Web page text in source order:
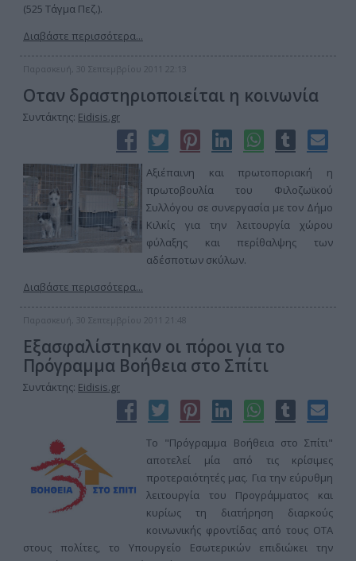
(525 Τάγμα Πεζ.).
Διαβάστε περισσότερα...
Παρασκευή, 30 Σεπτεμβρίου 2011 22:13
Οταν δραστηριοποιείται η κοινωνία
Συντάκτης: Eidisis.gr
Αξιέπαινη και πρωτοποριακή η
πρωτοβουλία του Φιλοζωϊκού
Συλλόγου σε συνεργασία με τον Δήμο
Κιλκίς για την λειτουργία χώρου
φύλαξης και περίθαλψης των
αδέσποτων σκύλων.
Διαβάστε περισσότερα...
Παρασκευή, 30 Σεπτεμβρίου 2011 21:48
Εξασφαλίστηκαν οι πόροι για το
Πρόγραμμα Βοήθεια στο Σπίτι
Συντάκτης: Eidisis.gr
Το "Πρόγραμμα Βοήθεια στο Σπίτι"
αποτελεί μία από τις κρίσιμες
προτεραιότητές μας. Για την εύρυθμη
λειτουργία του Προγράμματος και
κυρίως τη διατήρηση διαρκούς
κοινωνικής φροντίδας από τους ΟΤΑ
στους πολίτες, το Υπουργείο Εσωτερικών επιδιώκει την